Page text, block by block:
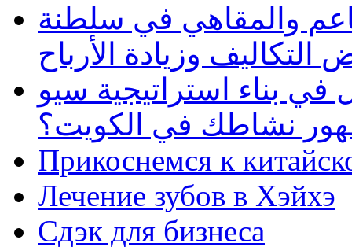
والمقاهي في سلطنة
وزيادة الأرباح
بناء استراتيجية سيو
نشاطك في الكويت؟
Прикоснемся к
Лечение зубов в Хэйхэ
Сдэк для бизнеса